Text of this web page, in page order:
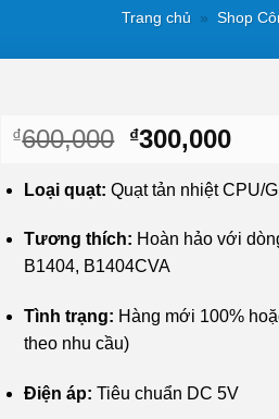
Trang chủ » Shop
₫600,000 Giá
là:
₫300,000Giá
tại
Loại quạt: Quạt tản nhiệt CPU/
Tương thích: Hoàn hảo với
B1404, B1404CVA
Tình trạng: Hàng mới 100%
theo nhu cầu)
Điện áp: Tiêu chuẩn DC 5V